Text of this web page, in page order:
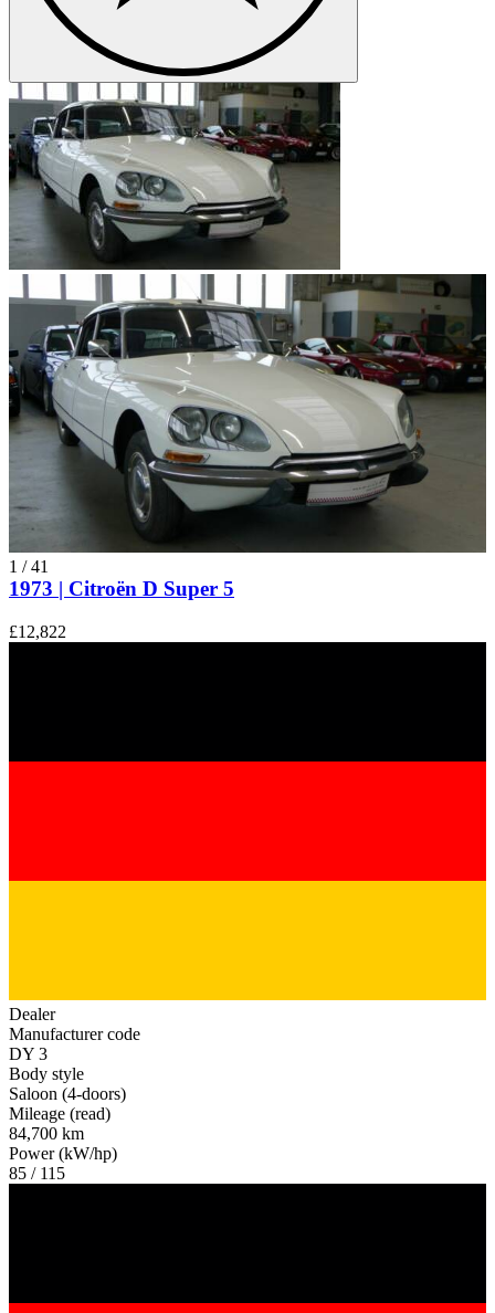
1 /41
1973 | Citroën D Super 5
£12,822
Dealer
Manufacturer code
DY 3
Body style
Saloon (4-doors)
Mileage (read)
84,700 km
Power (kW/hp)
85 / 115